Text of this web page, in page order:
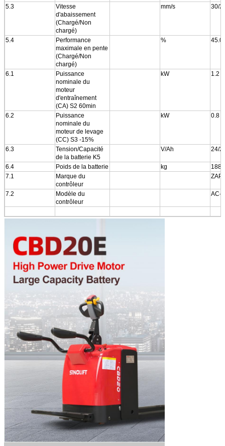
5.3
Vitesse
d'abaissement
(Chargé/Non
chargé)
mm/s 30/
5.4
Performance
maximale en pente
(Chargé/Non
chargé)
%
6.1
Puissance
nominale du
moteur
d'entraînement
(CA) S2 60min
kW 1.2
6.2
Puissance
nominale du
moteur de levage
(CC) S3 -15%
kW 0.8
6.3
Tension/Capacité
de la batterie K5
V/Ah 24/
6.4 Poids de la batterie kg
188
7.1
Marque du
contrôleur
ZAPI
7.2
Modèle du
contrôleur
AC-0